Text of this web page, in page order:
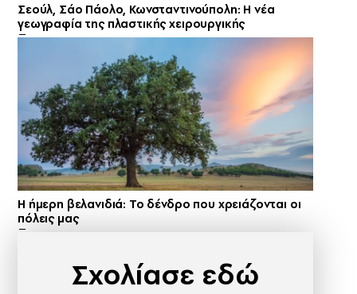
Σεούλ, Σάο Πάολο, Κωνσταντινούπολη: Η νέα
γεωγραφία της πλαστικής χειρουργικής
Η ήμερη βελανιδιά: Το δένδρο που χρειάζονται οι
πόλεις μας
Σχολίασε εδώ